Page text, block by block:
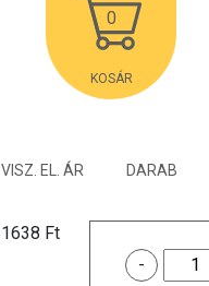
0
KOSÁR
VISZ. EL. ÁR
1638 Ft
DARAB
-